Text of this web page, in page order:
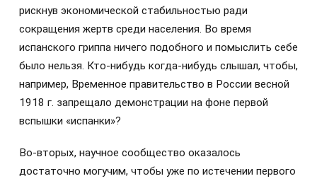
рискнув экономической стабильностью ради
сокращения жертв среди населения. Во время
испанского гриппа ничего подобного и помыслить себе
было нельзя. Кто-нибудь когда-нибудь слышал, чтобы,
например, Временное правительство в России весной
1918 г. запрещало демонстрации на фоне первой
вспышки «испанки»?
Во-вторых, научное сообщество оказалось
достаточно могучим, чтобы уже по истечении первого